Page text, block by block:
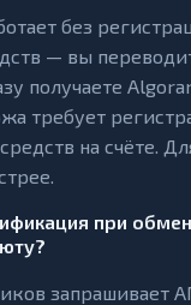
без
— вы
получаете
требует
на счёте.
при
запрашивает